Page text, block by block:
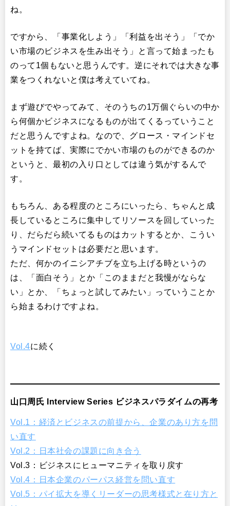
ね。
ですから、「事業化しよう」「利益を出そう」「でか
い市場のビジネスを生み出そう」と言って始まったも
のって1個もないと思うんです。逆にそれでは大きな事
業をつくれないと僕は考えていてね。
まず遊びでやってみて、そのうちの1万個ぐらいの中か
ら何個かビジネスになるものが出てくるっていうこと
だと思うんですよね。なので、グロース・マインドセ
ットを持てば、実際にでかい市場のものができるのか
というと、最初の入り口としては違う気がするんで
す。
もちろん、ある程度のところにいったら、ちゃんと成
長しているところに集中してリソースを回していった
り、だらだら続いてるものはカットするとか、こうい
うマインドセットは必要だと思います。
ただ、何かのイニシアチブを立ち上げる時というの
は、「面白そう」とか「このままだと我慢がならな
い」とか、「ちょっと試してみたい」っていうことか
ら始まるわけですよね。
Vol.4に続く
山口周氏 Interview Series ビジネスパラダイムの再考
Vol.1：経済とビジネスの前提から、企業のあり方を問
い直す
Vol.2：日本社会の課題に向き合う
Vol.3：ビジネスにヒューマニティを取り戻す
Vol.4：日本企業のパーパス経営を問い直す
Vol.5：パイ拡大を導くリーダーの思考様式と在り方と